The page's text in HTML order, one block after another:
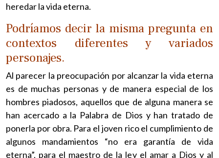
heredar la vida eterna.
Podríamos decir la misma pregunta en
contextos diferentes y variados
personajes.
Al parecer la preocupación por alcanzar la vida eterna
es de muchas personas y de manera especial de los
hombres piadosos, aquellos que de alguna manera se
han acercado a la Palabra de Dios y han tratado de
ponerla por obra. Para el joven rico el cumplimiento de
algunos mandamientos “no era garantía de vida
eterna”, para el maestro de la ley el amar a Dios y al